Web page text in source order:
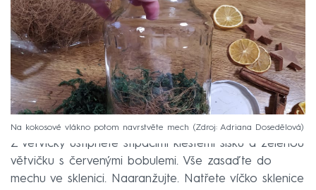
Na kokosové vlákno potom navrstvěte mech Zdroj: Adriana Dosedělová
Z větvičky uštípněte štípacími kleštěmi šišku a zelenou
větvičku s červenými bobulemi. Vše zasaďte do
mechu ve sklenici. Naaranžujte. Natřete víčko sklenice